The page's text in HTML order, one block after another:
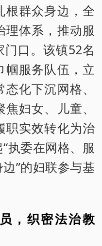
根群众身边，全
理体系，推动服
口。该镇52名
帼服务队伍，立
化下沉网格、
妇女、儿童、
职实效转化为治
执委在网格、服
”的妇联参与基
，织密法治教